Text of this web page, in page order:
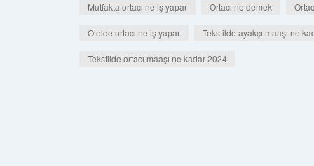
Mutfakta ortacı ne iş yapar Ortacı ne demek
Otelde ortacı ne iş yapar Tekstilde ayakçı maaşı ne
Tekstilde ortacı maaşı ne kadar 2024